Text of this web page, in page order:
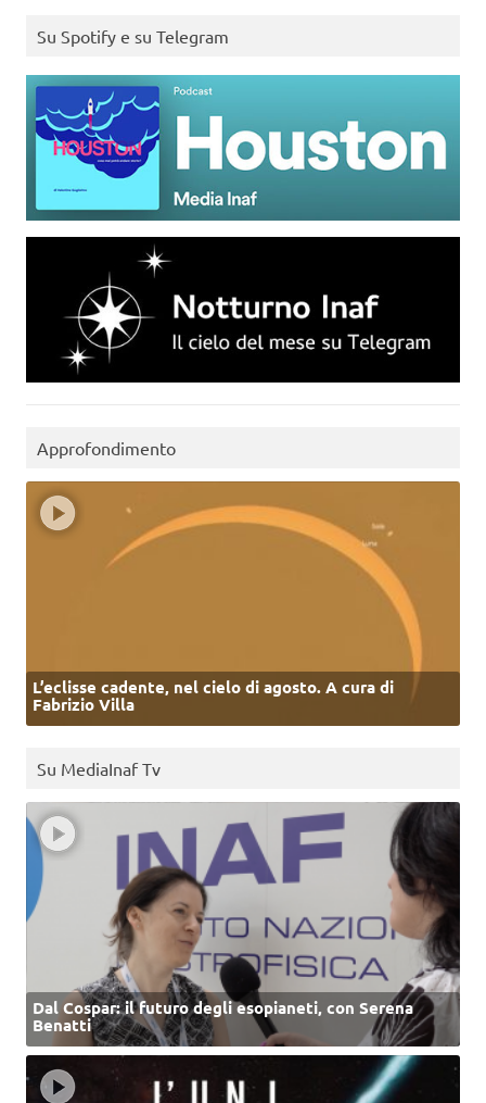
Su Spotify e su Telegram
Approfondimento
L’eclisse cadente, nel cielo di agosto. A cura di
Fabrizio Villa
Su MediaInaf Tv
Dal Cospar: il futuro degli esopianeti, con Serena
Benatti